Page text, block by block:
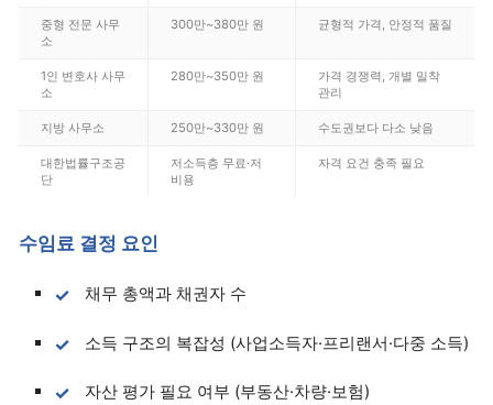
중형 전문 사무
소
300만~380만 원 균형적 가격, 안정적 품질
1인 변호사 사무
소
280만~350만 원
가격 경쟁력, 개별 밀착
관리
지방 사무소 250만~330만 원 수도권보다 다소 낮음
대한법률구조공
단
저소득층 무료·저
비용
자격 요건 충족 필요
수임료 결정 요인
채무 총액과 채권자 수
소득 구조의 복잡성 (사업소득자·프리랜서·다중 소득)
자산 평가 필요 여부 (부동산·차량·보험)